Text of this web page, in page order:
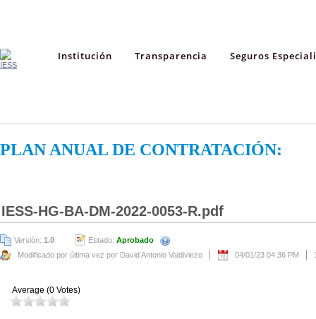
Institución Transparencia Seguros
PLAN ANUAL DE CONTRATACIÓN:
IESS-HG-BA-DM-2022-0053-R.pdf
Versión: 1.0 Estado: Aprobado
Modificado por última vez por David Antonio Valdiviezo
04/01/23 04:36 PM
Average (0 Votes)